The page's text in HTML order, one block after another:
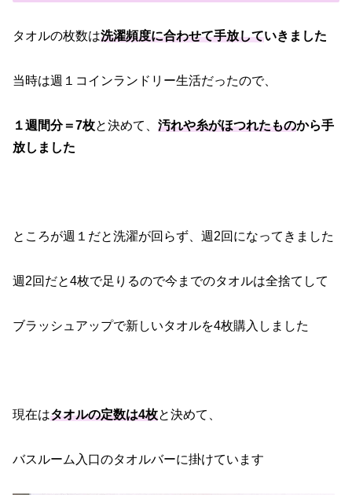
タオルの枚数は洗濯頻度に合わせて手放していきました
当時は週１コインランドリー生活だったので、
１週間分＝7枚と決めて、 汚れや糸がほつれたものから手
放しました
ところが週１だと洗濯が回らず、週2回になってきました
週2回だと4枚で足りるので今までのタオルは全捨てして
ブラッシュアップで新しいタオルを4枚購入しました
現在はタオルの定数は4枚と決めて、
バスルーム入口のタオルバーに掛けています